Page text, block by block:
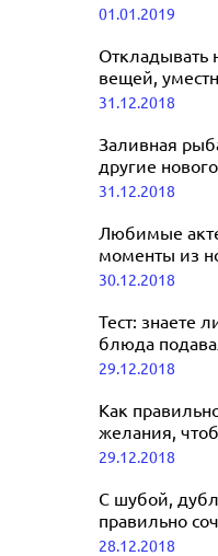
01.01.2019
Откладывать
вещей,
31.12.2018
Заливная
другие
фильмов
31.12.2018
Любимые
моменты из
фильмов
30.12.2018
Тест: знаете
блюда
29.12.2018
Как
желания,
лайфхаков
29.12.2018
С шубой,
правильно
верхней
28.12.2018